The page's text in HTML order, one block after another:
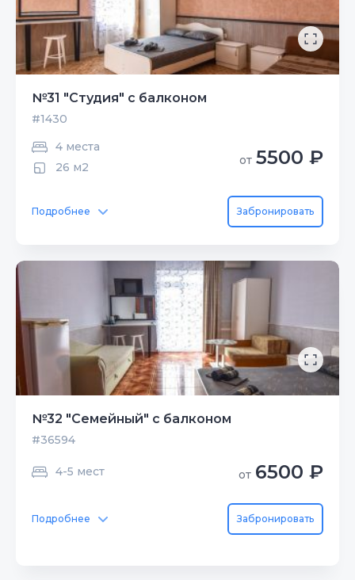
№31 "Студия" с балконом
#1430
4 места
26 м2
от 5500 ₽
Подробнее Забронировать
№32 "Семейный" с балконом
#36594
4-5 мест от 6500 ₽
Подробнее Забронировать